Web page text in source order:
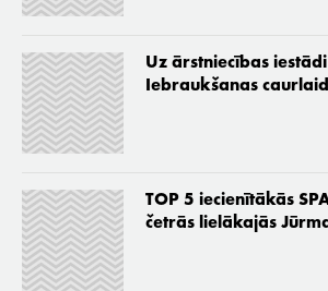
Uz ārstniecības
Iebraukšanas
TOP 5 iecienītākās
četrās lielākajās